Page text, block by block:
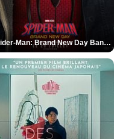
Spider-Man: Brand New Day Bande-annonce VO STFR